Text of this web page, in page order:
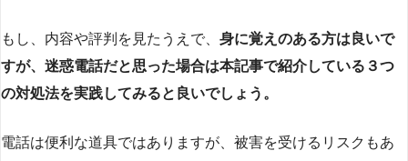
もし、内容や評判を見たうえで、 身に覚えのある方は良いで
すが、迷惑電話だと思った場合は本記事で紹介している３つ
の対処法を実践してみると良いでしょう。
電話は便利な道具ではありますが、被害を受けるリスクもあ